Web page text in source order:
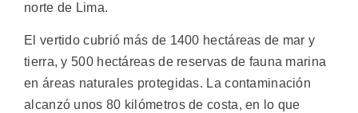
norte de Lima.
El vertido cubrió más de 1400 hectáreas de mar y
tierra, y 500 hectáreas de reservas de fauna marina
en áreas naturales protegidas. La contaminación
alcanzó unos 80 kilómetros de costa, en lo que